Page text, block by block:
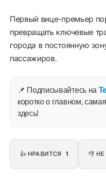
Первый вице-премьер
превращать ключевые
города в постоянную
пассажиров.
📌 Подписывайтесь на
коротко о главном,
здесь!
👍 НРАВИТСЯ 1 👎